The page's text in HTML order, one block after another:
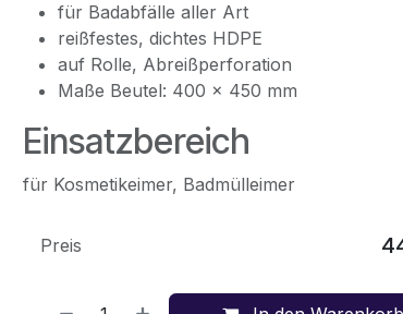
für Badabfälle aller Art
reißfestes, dichtes HDPE
auf Rolle, Abreißperforation
Maße Beutel: 400 x 450 mm
Einsatzbereich
für Kosmetikeimer, Badmülleimer
Preis